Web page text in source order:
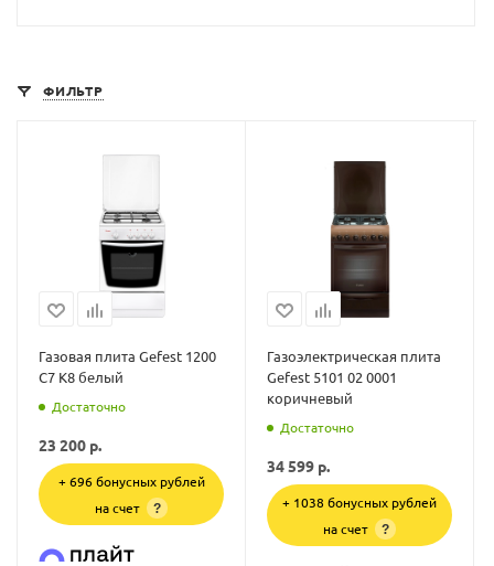
ФИЛЬТР
Газовая плита Gefest 1200
С7 К8 белый
Достаточно
23 200 р.
+ 696 бонусных рублей
на счет
?
Газоэлектрическая плита
Gefest 5101 02 0001
коричневый
Достаточно
34 599 р.
+ 1038 бонусных рублей
на счет
?